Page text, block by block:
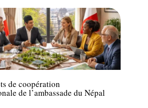
de coopération
de l’ambassade du Népal